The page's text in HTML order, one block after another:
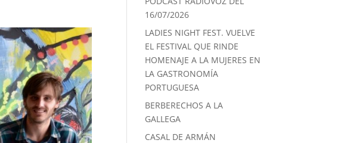
16/07/2026
LADIES NIGHT FEST. VUELVE
EL FESTIVAL QUE RINDE
HOMENAJE A LA MUJERES EN
LA GASTRONOMÍA
PORTUGUESA
BERBERECHOS A LA
GALLEGA
CASAL DE ARMÁN